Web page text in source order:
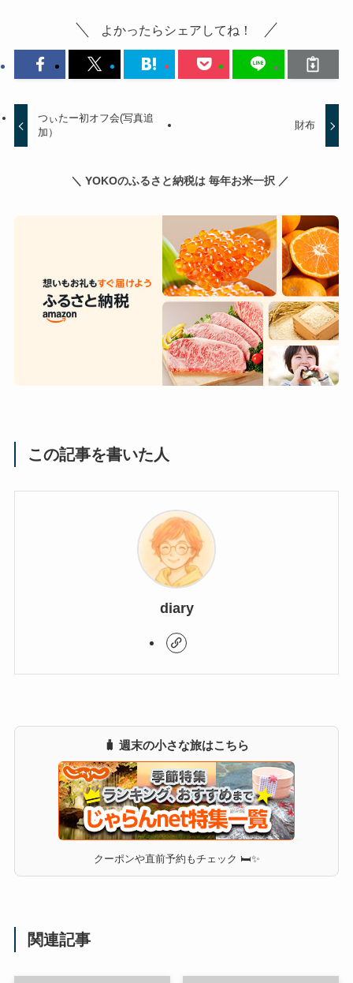
よかったらシェアしてね！
つぃたー初オフ会(写真追
加）
財布
＼ YOKOのふるさと納税は 毎年お米一択 ／
この記事を書いた人
diary
🧳 週末の小さな旅はこちら
クーポンや直前予約もチェック 🛏✨
関連記事